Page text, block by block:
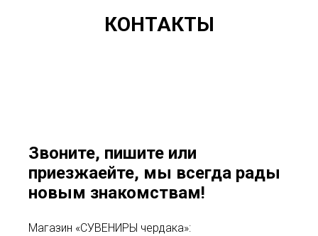
КОНТАКТЫ
Звоните, пишите или
приезжаейте, мы всегда рады
новым знакомствам!
Магазин «СУВЕНИРЫ чердака»: